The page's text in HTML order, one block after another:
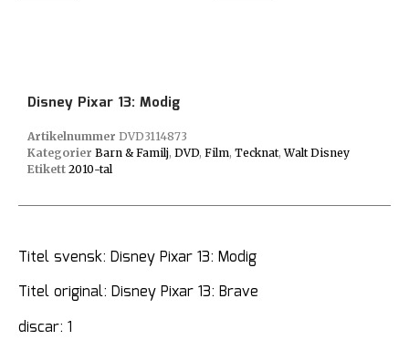
Disney Pixar 13: Modig
Artikelnummer DVD3114873
Kategorier Barn & Familj, DVD, Film, Tecknat,Walt Disney
Etikett 2010-tal
Titel svensk: Disney Pixar 13: Modig
Titel original: Disney Pixar 13: Brave
discar: 1